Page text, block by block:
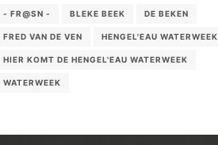
- FR@SN - BLEKE BEEK DE BEKEN
FRED VAN DE VEN HENGEL'EAU WATERWEEK
HIER KOMT DE HENGEL'EAU WATERWEEK
WATERWEEK